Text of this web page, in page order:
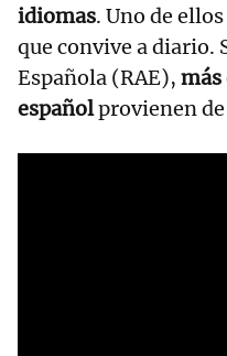
idiomas. Uno de
que convive a diario.
Española (RAE), más
españolprovienen de